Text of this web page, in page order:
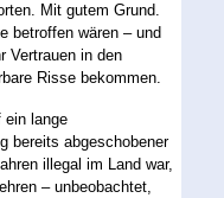
Mit gutem Grund.
betroffen wären – und
Vertrauen in den
Risse bekommen.
ein lange
bereits abgeschobener
illegal im Land war,
– unbeobachtet,